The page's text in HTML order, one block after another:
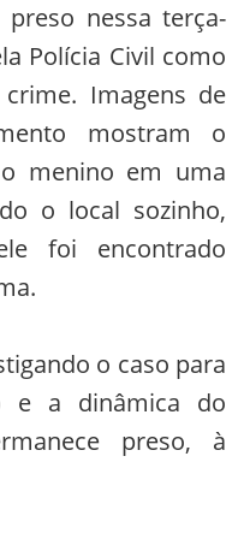
nessa terça-
Polícia Civil como
Imagens de
mostram o
menino em uma
o local sozinho,
foi encontrado
o caso para
e a dinâmica do
preso, à